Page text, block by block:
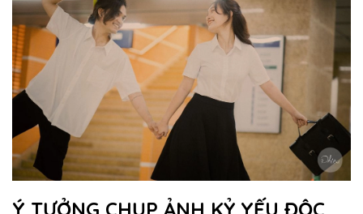
Ý TƯỞNG CHỤP ẢNH KỶ YẾU ĐỘC